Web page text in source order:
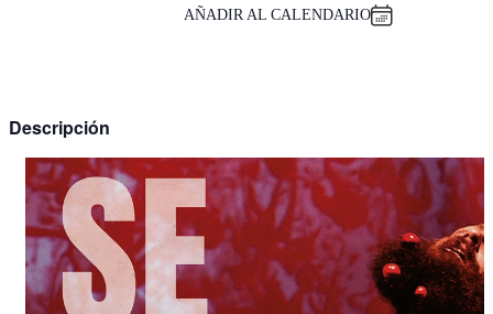
AÑADIR AL CALENDARIO
Descripción